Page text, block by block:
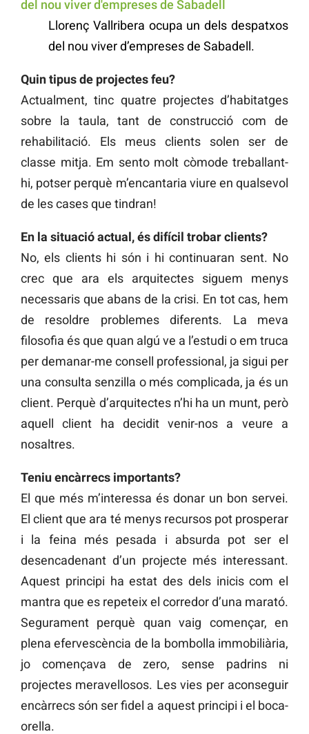
Llorenç Vallribera ocupa un dels despatxos
del nou viver d’empreses de Sabadell.
Quin tipus de projectes feu?
Actualment, tinc quatre projectes d’habitatges
sobre la taula, tant de construcció com de
rehabilitació. Els meus clients solen ser de
classe mitja. Em sento molt còmode treballant-
hi, potser perquè m’encantaria viure en qualsevol
de les cases que tindran!
En la situació actual, és difícil trobar clients?
No, els clients hi són i hi continuaran sent. No
crec que ara els arquitectes siguem menys
necessaris que abans de la crisi. En tot cas, hem
de resoldre problemes diferents. La meva
filosofia és que quan algú ve a l’estudi o em truca
per demanar-me consell professional, ja sigui per
una consulta senzilla o més complicada, ja és un
client. Perquè d’arquitectes n’hi ha un munt, però
aquell client ha decidit venir-nos a veure a
nosaltres.
Teniu encàrrecs importants?
El que més m’interessa és donar un bon servei.
El client que ara té menys recursos pot prosperar
i la feina més pesada i absurda pot ser el
desencadenant d’un projecte més interessant.
Aquest principi ha estat des dels inicis com el
mantra que es repeteix el corredor d’una marató.
Segurament perquè quan vaig començar, en
plena efervescència de la bombolla immobiliària,
jo començava de zero, sense padrins ni
projectes meravellosos. Les vies per aconseguir
encàrrecs són ser fidel a aquest principi i el boca-
orella.